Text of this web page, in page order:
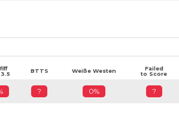
BTTS Weiße Westen
Failed
to Score
? 0% ?